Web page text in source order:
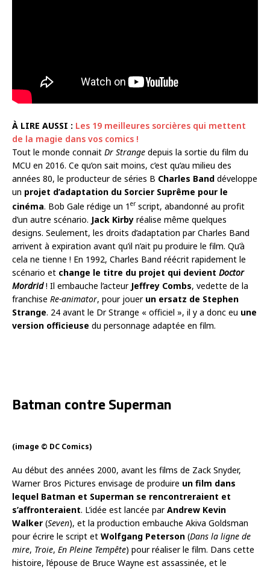
À LIRE AUSSI : Les 19 meilleures sorcières qui mettent
de la magie dans vos comics !
Tout le monde connait Dr Strange depuis la sortie du film du
MCU en 2016. Ce qu’on sait moins, c’est qu’au milieu des
années 80, le producteur de séries B Charles Band développe
un projet d’adaptation du Sorcier Suprême pour le
cinéma. Bob Gale rédige un 1 erscript, abandonné au profit
d’un autre scénario. Jack Kirby réalise même quelques
designs. Seulement, les droits d’adaptation par Charles Band
arrivent à expiration avant qu’il n’ait pu produire le film. Qu’à
cela ne tienne ! En 1992, Charles Band réécrit rapidement le
scénario et change le titre du projet qui devient Doctor
Mordrid! Il embauche l’acteur Jeffrey Combs, vedette de la
franchise Re-animator, pour jouer un ersatz de Stephen
Strange. 24 avant le Dr Strange « officiel », il y a donc eu une
version officieuse du personnage adaptée en film.
Batman contre Superman
(image © DC Comics)
Au début des années 2000, avant les films de Zack Snyder,
Warner Bros Pictures envisage de produire un film dans
lequel Batman et Superman se rencontreraient et
s’affronteraient. L’idée est lancée parAndrew Kevin
Walker (Seven), et la production embauche Akiva Goldsman
pour écrire le script et Wolfgang Peterson (Dans la ligne de
mire, Troie, En Pleine Tempête) pour réaliser le film. Dans cette
histoire, l’épouse de Bruce Wayne est assassinée, et le